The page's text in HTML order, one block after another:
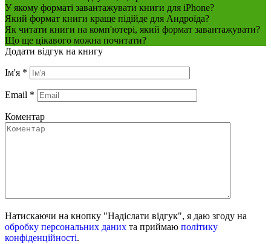
У якому форматі завантажувати книги для iPhone?
Який формат книги краще підійде для Андроїда?
Як читати книги на комп'ютері, який формат завантажувати?
Що ще цікавого можна почитати?
Додати відгук на книгу
Ім'я *
Email *
Коментар
Натискаючи на кнопку "Надіслати відгук", я даю згоду на
обробку персональних даних та приймаю політику
конфіденційності.